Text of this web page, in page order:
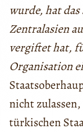
wurde, hat
Zentralasien
vergiftet hat,
Organisation
nicht
türkischen